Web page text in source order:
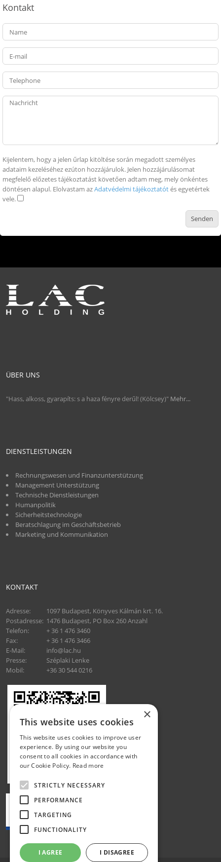
Kontakt
Kijelentem, hogy a jelen űrlap kitöltése során megadott személyes
adataim kezeléséhez ezúton hozzájárulok. Jelen hozzájárulásomat
megfelelő előzetes tájékoztatást követően adtam meg, mely önkéntes
döntésen alapul. Elolvastam azAdatvédelmi tájékoztatótés egyetértek
vele.
ÜBER UNS
"Hass, alkoss, gyarapíts: s a haza fényre derűl! (Kölcsey)" Mehr...
DIENSTLEISTUNGEN
Rechnungswesen und Finanzunterstützung
Management Unterstützung
Technische Dienstleistungen
Humanpolitik
Sicherheitstechnologie
Beratschlagung im Geschäftsbetrieb
Marketing und Kommunikation
KONTAKT
Adresse:
1097 Budapest, Könyves Kálmán krt. 16.
Postadresse: 1476 Budapest, PO Box 260 Anzahl
Telefon:
+ 36 1 476 3460
Fax:
+ 36 1 476 3466
E-Mail:
info@lac.hu
Presse:
Széplaki Lenke
Mobil:
+36 30 544 0216
×
This website uses cookies
This website uses cookies to improve user
experience. By using our website you
consent to all cookies in accordance with
our Cookie Policy. Read more
STRICTLY NECESSARY
PERFORMANCE
TARGETING
FUNCTIONALITY
I AGREE I DISAGREE